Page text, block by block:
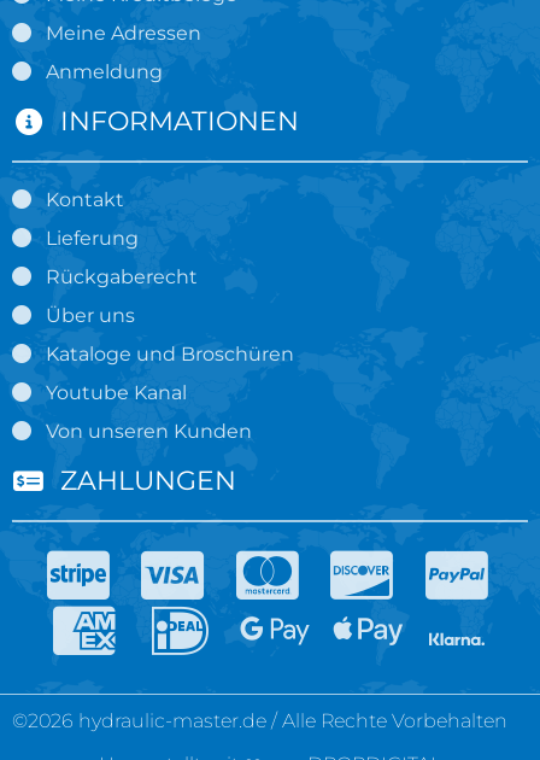
Meine Adressen
Anmeldung
INFORMATIONEN
Kontakt
Lieferung
Rückgaberecht
Über uns
Kataloge und Broschüren
Youtube Kanal
Von unseren Kunden
ZAHLUNGEN
©2026 hydraulic-master.de / Alle Rechte Vorbehalten